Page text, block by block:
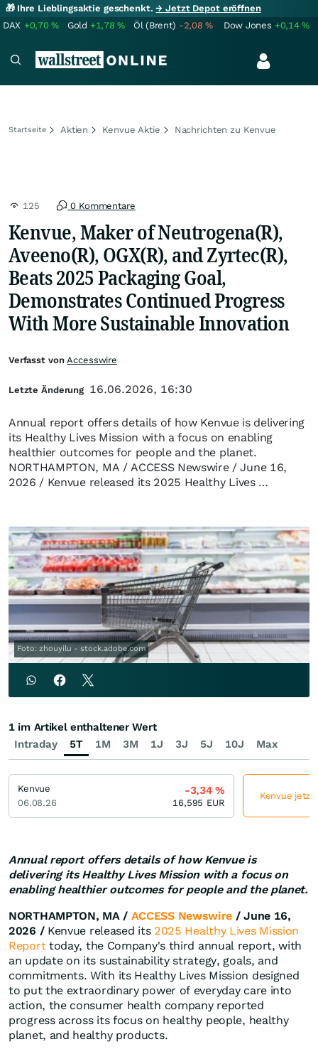
🎁 Ihre Lieblingsaktie geschenkt.→ Jetzt Depot eröffnen
DAX +0,70% Gold +1,78% Öl (Brent) -2,08% Dow Jones +0,14%
Startseite Aktien Kenvue Aktie Nachrichten zu Kenvue
125 0 Kommentare
Kenvue, Maker of Neutrogena(R),
Aveeno(R), OGX(R), and Zyrtec(R),
Beats 2025 Packaging Goal,
Demonstrates Continued Progress
With More Sustainable Innovation
Annual report offers details of how Kenvue is delivering
its Healthy Lives Mission with a focus on enabling
healthier outcomes for people and the planet.
NORTHAMPTON, MA / ACCESS Newswire / June 16,
2026 / Kenvue released its 2025 Healthy Lives …
Foto: zhouyilu - stock.adobe.com
Annual report offers details of how Kenvue is
delivering its Healthy Lives Mission with a focus on
enabling healthier outcomes for people and the planet.
NORTHAMPTON, MA / ACCESS Newswire / June 16,
2026 /Kenvue released its 2025 Healthy Lives Mission
Reporttoday, the Company's third annual report, with
an update on its sustainability strategy, goals, and
commitments. With its Healthy Lives Mission designed
to put the extraordinary power of everyday care into
action, the consumer health company reported
progress across its focus on healthy people, healthy
planet, and healthy products.
Verfasst vonAccesswire
Letzte Änderung 16.06.2026, 16:30
Intraday 5T 1M 3M 1J 3J 5J 10J Max
1 im Artikel enthaltener Wert
Kenvue
06.08.26
-3,34%
16,595 EUR
Kenvue jetzt